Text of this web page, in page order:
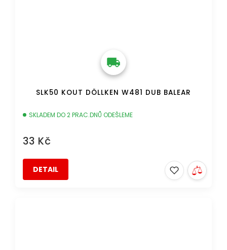
SLK50 KOUT DÖLLKEN W481 DUB BALEAR
SKLADEM DO 2 PRAC.DNŮ ODEŠLEME
33 Kč
DETAIL